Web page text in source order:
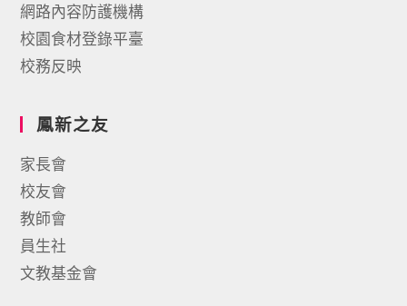
網路內容防護機構
校園食材登錄平臺
校務反映
鳳新之友
家長會
校友會
教師會
員生社
文教基金會